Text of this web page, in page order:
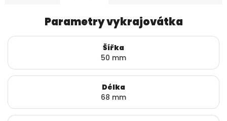
Parametry vykrajovátka
Šířka
50 mm
Délka
68 mm